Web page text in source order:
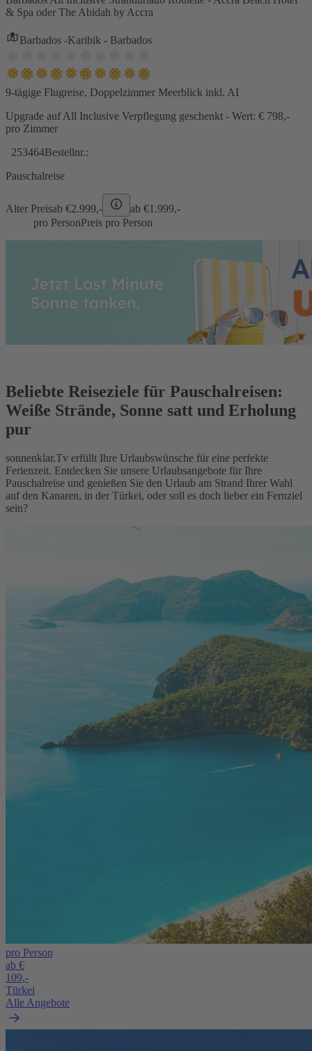
& Spa oder The Abidah by Accra
Barbados -Karibik - Barbados
9-tägige Flugreise, Doppelzimmer Meerblick inkl. AI
Upgrade auf All Inclusive Verpflegung geschenkt - Wert: € 798,-
pro Zimmer
253464Bestellnr.:
Pauschalreise
Alter Preisab €2.999,- ab €1.999,-
pro PersonPreis pro Person
Beliebte Reiseziele für Pauschalreisen:
Weiße Strände, Sonne satt und Erholung
pur
sonnenklar.Tv erfüllt Ihre Urlaubswünsche für eine perfekte
Ferienzeit. Entdecken Sie unsere Urlaubsangebote für Ihre
Pauschalreise und genießen Sie den Urlaub am Strand Ihrer Wahl
auf den Kanaren, in der Türkei, oder soll es doch lieber ein Fernziel
sein?
pro Person
ab €
109,-
Türkei
Alle Angebote